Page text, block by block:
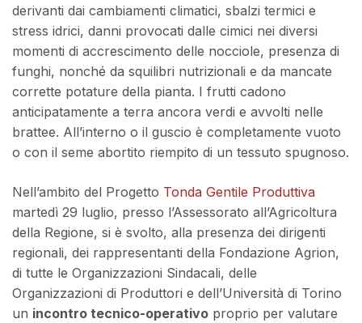
derivanti dai cambiamenti climatici, sbalzi termici e
stress idrici, danni provocati dalle cimici nei diversi
momenti di accrescimento delle nocciole, presenza di
funghi, nonché da squilibri nutrizionali e da mancate
corrette potature della pianta. I frutti cadono
anticipatamente a terra ancora verdi e avvolti nelle
brattee. All’interno o il guscio è completamente vuoto
o con il seme abortito riempito di un tessuto spugnoso.
Nell’ambito del Progetto Tonda Gentile Produttiva
martedì 29 luglio, presso l’Assessorato all’Agricoltura
della Regione, si è svolto, alla presenza dei dirigenti
regionali, dei rappresentanti della Fondazione Agrion,
di tutte le Organizzazioni Sindacali, delle
Organizzazioni di Produttori e dell’Università di Torino
un incontro tecnico-operativo proprio per valutare